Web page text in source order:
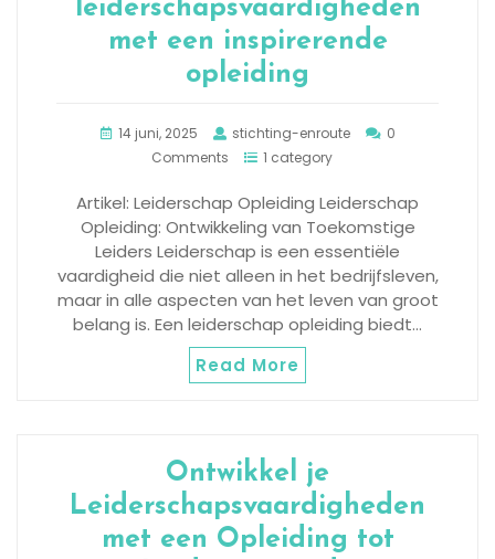
leiderschapsvaardigheden
met een inspirerende
opleiding
14 juni, 2025 stichting-enroute
0
Comments
1 category
Artikel: Leiderschap Opleiding Leiderschap
Opleiding: Ontwikkeling van Toekomstige
Leiders Leiderschap is een essentiële
vaardigheid die niet alleen in het bedrijfsleven,
maar in alle aspecten van het leven van groot
belang is. Een leiderschap opleiding biedt…
Read More
Ontwikkel je
Leiderschapsvaardigheden
met een Opleiding tot